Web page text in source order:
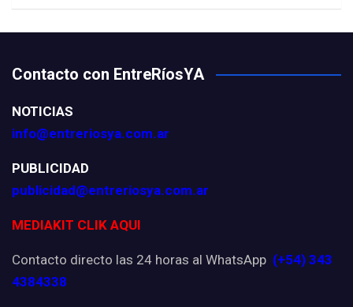
Contacto con EntreRíosYA
NOTICIAS
info@entreriosya.com.ar
PUBLICIDAD
publicidad@entreriosya.com.ar
MEDIAKIT CLIK AQUI
Contacto directo las 24 horas al WhatsApp (+54) 343
4384338